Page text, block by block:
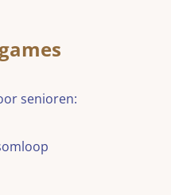
senioren: